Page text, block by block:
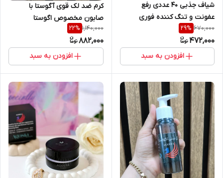
شیاف جذبی ۴۰ عددی رفع
عفونت و تنگ کننده فوری
اگوستا
670,000
29%
472,000
افزودن به سبد
کرم ضد لک قوی آگوستا با
صابون مخصوص اگوستا
1,140,000
22%
882,000
افزودن به سبد